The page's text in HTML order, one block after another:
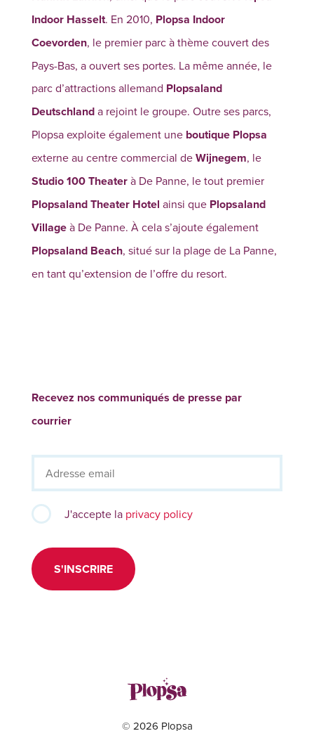
Indoor Hasselt. En 2010, Plopsa Indoor
Coevorden, le premier parc à thème couvert des
Pays-Bas, a ouvert ses portes. La même année, le
parc d’attractions allemand Plopsaland
Deutschlanda rejoint le groupe. Outre ses parcs,
Plopsa exploite également une boutique Plopsa
externe au centre commercial deWijnegem, le
Studio 100 Theaterà De Panne, le tout premier
Plopsaland Theater Hotel ainsi que Plopsaland
Villageà De Panne. À cela s’ajoute également
Plopsaland Beach, situé sur la plage de La Panne,
en tant qu’extension de l’offre du resort.
Recevez nos communiqués de presse par
courrier
J'accepte la privacy policy
S'INSCRIRE
© 2026 Plopsa